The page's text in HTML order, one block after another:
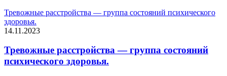
Тревожные расстройства — группа состояний психического
здоровья.
14.11.2023
Тревожные расстройства — группа состояний
психического здоровья.